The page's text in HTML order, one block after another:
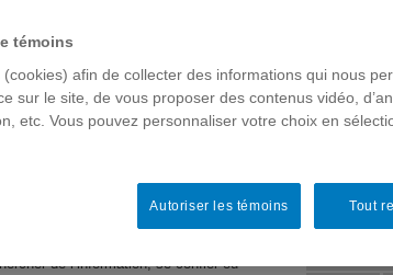
à l’ère du 2.0
de l’information, se confier ou
ACFAS
Archivage
colloque la
témoins
afin de collecter des informations qui nous
sur le site, de vous proposer des contenus vidéo,
etc. Vous pouvez personnaliser votre choix en
Tout
Autoriser les témoins